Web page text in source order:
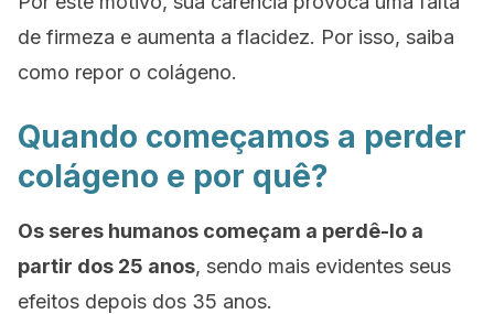
de firmeza e aumenta a flacidez. Por isso, saiba
como repor o colágeno.
Quando começamos a perder
colágeno e por quê?
Os seres humanos começam a perdê-lo a
partir dos 25 anos, sendo mais evidentes seus
efeitos depois dos 35 anos.